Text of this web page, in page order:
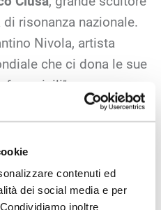
contenuti ed
dei social media e per
inoltre
risonanza nazionale.
Nivola, artista
che ci dona le sue
femminili".
mediante
danza, teatro,
design e artigianato